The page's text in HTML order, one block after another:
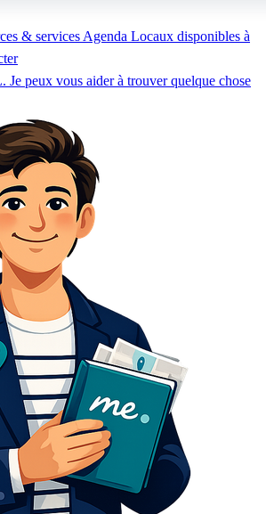
& services Agenda Locaux disponibles à
peux vous aider à trouver quelque chose